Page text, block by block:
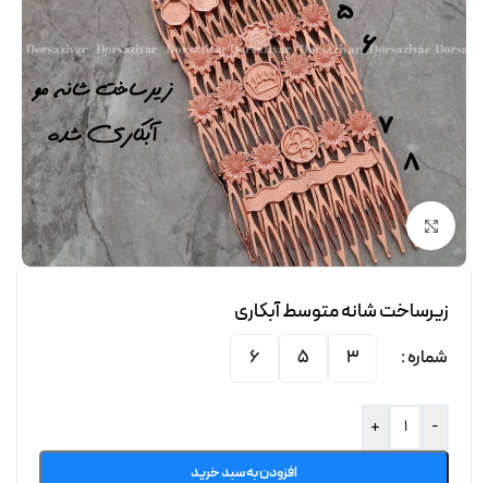
برای بزرگنمایی کلیک کنید
زیرساخت شانه متوسط آبکاری
شماره 3
5
6
-
+
افزودن به سبد خرید